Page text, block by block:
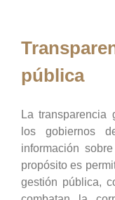
pública
La transparencia
los gobiernos
información
propósito es
gestión pública,